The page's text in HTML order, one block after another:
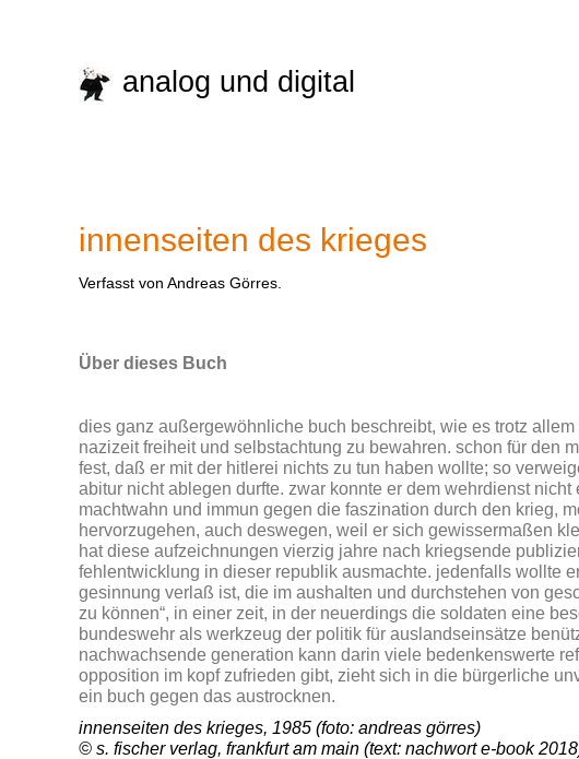
analog und digital
innenseiten des krieges
Verfasst von Andreas Görres.
Über dieses Buch
dies ganz außergewöhnliche buch beschreibt, wie es trotz
nazizeit freiheit und selbstachtung zu bewahren. schon für den
fest, daß er mit der hitlerei nichts zu tun haben wollte; so
abitur nicht ablegen durfte. zwar konnte er dem wehrdienst
machtwahn und immun gegen die faszination durch den krieg,
hervorzugehen, auch deswegen, weil er sich gewissermaßen
hat diese aufzeichnungen vierzig jahre nach kriegsende
fehlentwicklung in dieser republik ausmachte. jedenfalls wollte
gesinnung verlaß ist, die im aushalten und durchstehen von
zu können“, in einer zeit, in der neuerdings die soldaten eine
bundeswehr als werkzeug der politik für auslandseinsätze
nachwachsende generation kann darin viele bedenkenswerte
opposition im kopf zufrieden gibt, zieht sich in die bürgerliche
ein buch gegen das austrocknen.
innenseiten des krieges, 1985 (foto: andreas görres)
© s. fischer verlag, frankfurt am main (text: nachwort e-book